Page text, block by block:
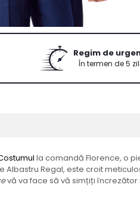
Regim de
În termen de 5
la comandă Florence, o
Regal, este croit
vă va face să vă simțiți